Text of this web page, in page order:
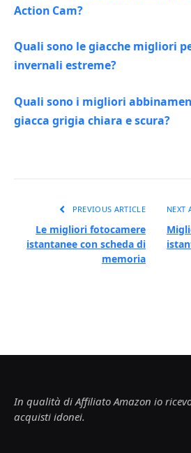
Action Cam?
Quali sono le giacche migliori
invernali estreme?
Quali sono i migliori
giacca grigia chiara e scura?
PREVIOUS ARTICLE
Le migliori fotocamere
istantanee con scheda di
memoria
NEXT
In qualità di Affiliato Amazon io
acquisti idonei.